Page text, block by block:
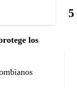
los